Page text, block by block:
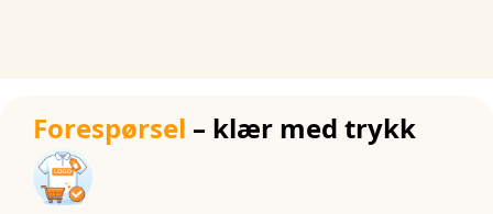
Forespørsel – klær med trykk